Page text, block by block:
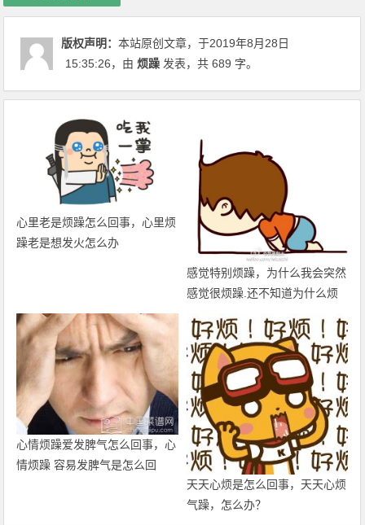
版权声明：本站原创文章，于2019年8月28日
15:35:26，由烦躁 发表，共 689 字。
心里老是烦躁怎么回事，心里烦
躁老是想发火怎么办
感觉特别烦躁，为什么我会突然
感觉很烦躁.还不知道为什么烦
心情烦躁爱发脾气怎么回事，心
情烦躁 容易发脾气是怎么回
天天心烦是怎么回事，天天心烦
气躁，怎么办？